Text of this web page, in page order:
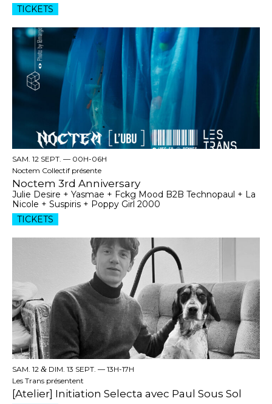
TICKETS
SAM. 12 SEPT. — 00H-06H
Noctem Collectif présente
Noctem 3rd Anniversary
Julie Desire + Yasmae + Fckg Mood B2B Technopaul + La
Nicole + Suspiris + Poppy Girl 2000
TICKETS
SAM. 12 & DIM. 13 SEPT. — 13H-17H
Les Trans présentent
[Atelier] Initiation Selecta avec Paul Sous Sol